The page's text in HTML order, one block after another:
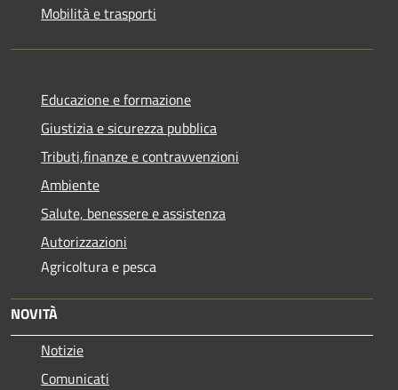
Mobilità e trasporti
Educazione e formazione
Giustizia e sicurezza pubblica
Tributi,finanze e contravvenzioni
Ambiente
Salute, benessere e assistenza
Autorizzazioni
Agricoltura e pesca
NOVITÀ
Notizie
Comunicati